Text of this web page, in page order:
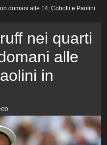
domani alle 14; Cobolli e Paolini
nei quarti
alle
in